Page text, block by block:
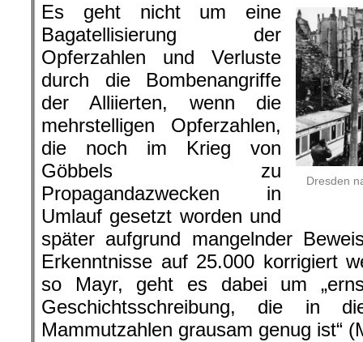
Dresden
Es geht nicht um eine
Bagatellisierung der
Opferzahlen und Verluste
durch die Bombenangriffe
der Alliierten, wenn die
mehrstelligen Opferzahlen,
die noch im Krieg von
Göbbels zu
Propagandazwecken in
Umlauf gesetzt worden und
später aufgrund mangelnder
Erkenntnisse auf 25.000 korrigiert
so Mayr, geht es dabei um
Geschichtsschreibung, die in
Mammutzahlen grausam genug ist“